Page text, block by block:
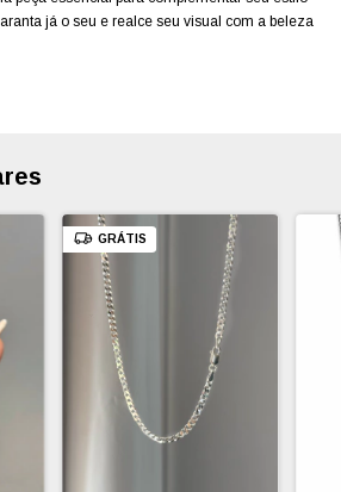
já o seu e realce seu visual com a beleza
GRÁTIS